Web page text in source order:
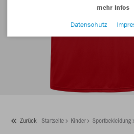
Zurück Startseite Kinder Sportbekleidung
mehr Infos
Datenschutz